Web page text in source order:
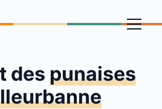
des punaises